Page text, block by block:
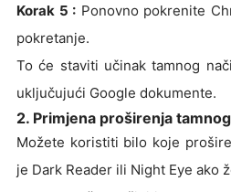
Korak 5 : Ponovno pokrenite
pokretanje.
To će staviti učinak tamnog
uključujući Google dokumente.
2. Primjena proširenja
Možete koristiti bilo koje
je Dark Reader ili Night Eye ako